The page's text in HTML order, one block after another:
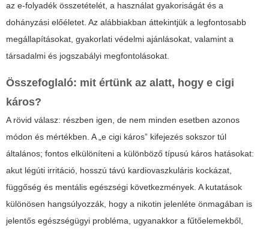
az e-folyadék összetételét, a használat gyakoriságát és a
dohányzási előéletet. Az alábbiakban áttekintjük a legfontosabb
megállapításokat, gyakorlati védelmi ajánlásokat, valamint a
társadalmi és jogszabályi megfontolásokat.
Összefoglaló: mit értünk az alatt, hogy e cigi
káros?
A rövid válasz: részben igen, de nem minden esetben azonos
módon és mértékben. A „e cigi káros” kifejezés sokszor túl
általános; fontos elkülöníteni a különböző típusú káros hatásokat:
akut légúti irritáció, hosszú távú kardiovaszkuláris kockázat,
függőség és mentális egészségi következmények. A kutatások
különösen hangsúlyozzák, hogy a nikotin jelenléte önmagában is
jelentős egészségügyi probléma, ugyanakkor a fűtőelemekből,